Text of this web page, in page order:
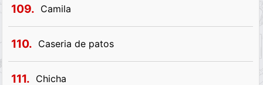
109. Camila
110. Caseria de patos
111. Chicha